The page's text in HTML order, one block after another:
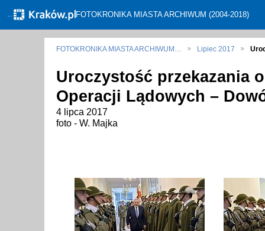
← FOTOKRONIKA MIASTA ARCHIWUM (2004-2018)
FOTOKRONIKA MIASTA ARCHIWUM… Lipiec 2017
Uroczystość przekazania
Operacji Lądowych –
4 lipca 2017
foto - W. Majka